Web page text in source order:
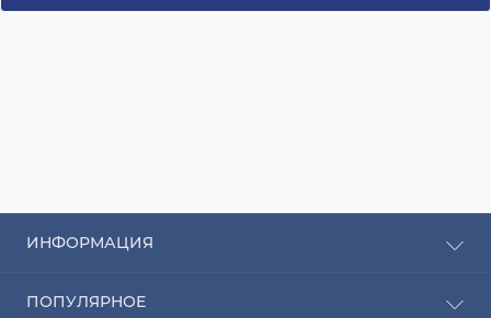
ИНФОРМАЦИЯ
Оплата
ПОПУЛЯРНОЕ